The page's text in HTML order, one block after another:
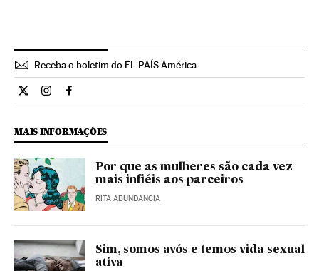
Receba o boletim do EL PAÍS América
Estilo El País Brasil en Twitter
Estilo El País Brasil en Instagram
Estilo El País Brasil en Facebook
MAIS INFORMAÇÕES
Por que as mulheres são cada vez
mais infiéis aos parceiros
RITA ABUNDANCIA
Sim, somos avós e temos vida sexual
ativa